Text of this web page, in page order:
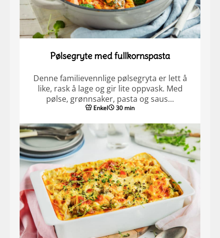
Pølsegryte med fullkornspasta
Denne familievennlige pølsegryta er lett å
like, rask å lage og gir lite oppvask. Med
pølse, grønnsaker, pasta og saus…
Enkel 30 min